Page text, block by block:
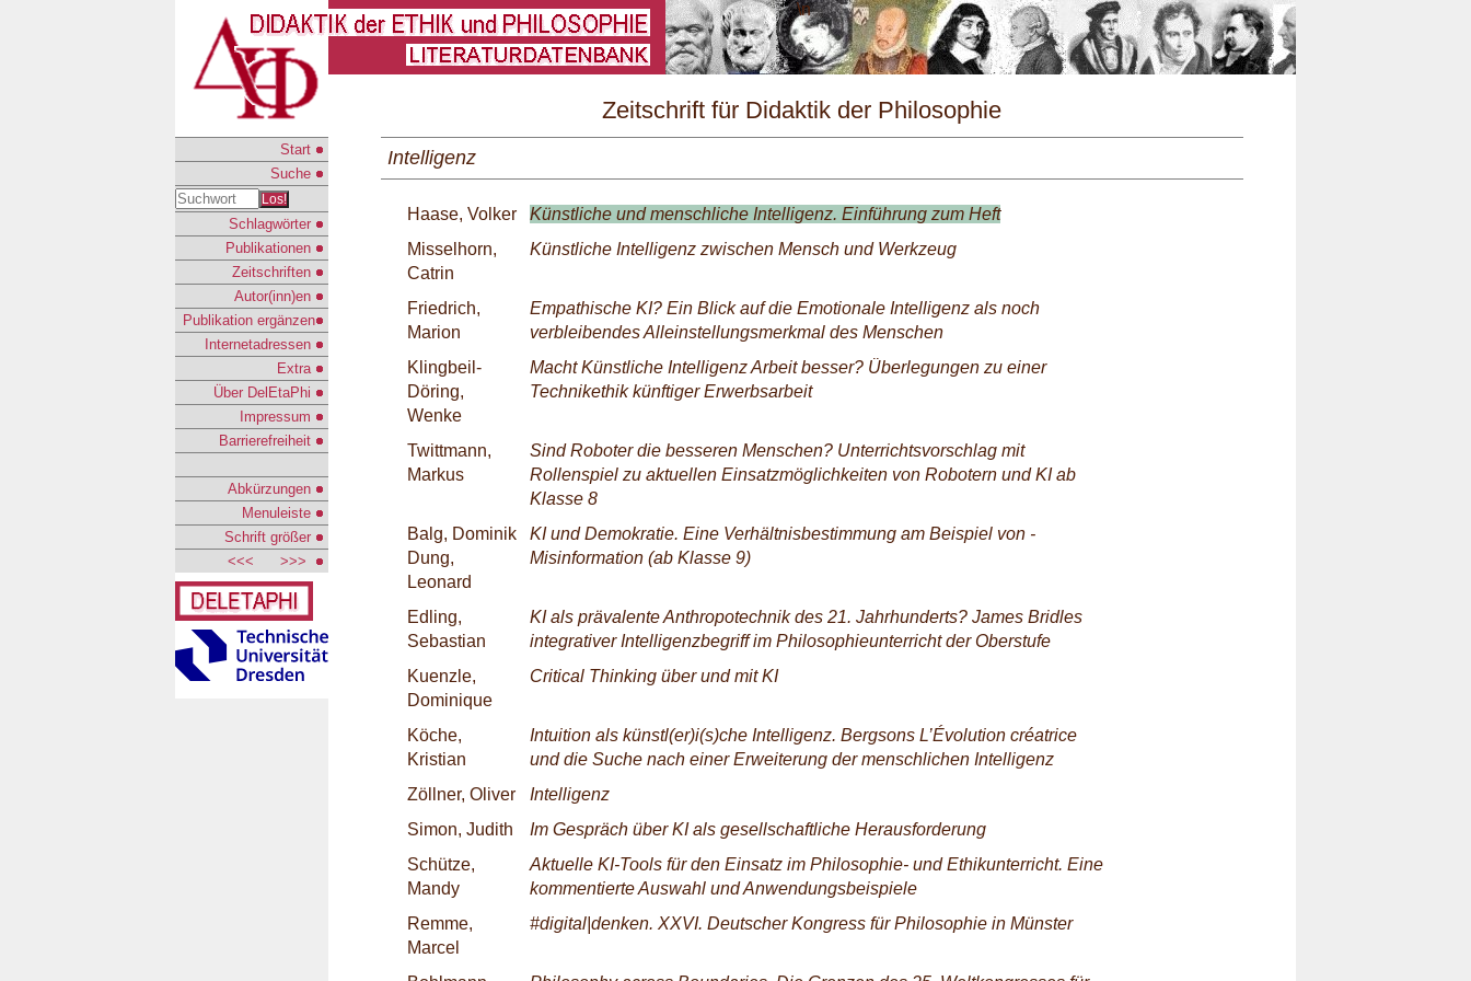
\n
Start
Suche
Los!
Schlagwörter
Publikationen
Zeitschriften
Autor(inn)en
Publikation ergänzen
Internetadressen
Extra
Über DelEtaPhi
Impressum
Barrierefreiheit
Abkürzungen
Menuleiste
Schrift größer
<<<
>>>
Zeitschrift für Didaktik der Philosophie
und Ethik Nr. 2/2025
Intelligenz
Haase, Volker
Künstliche und menschliche Intelligenz. Einführung zum Heft
Misselhorn,
Catrin
Künstliche Intelligenz zwischen Mensch und Werkzeug
Friedrich,
Marion
Empathische KI? Ein Blick auf die Emotionale Intelligenz als noch
verbleibendes Alleinstellungsmerkmal des Menschen
Klingbeil-
Döring,
Wenke
Macht Künstliche Intelligenz Arbeit besser? Überlegungen zu einer
Technikethik künftiger Erwerbsarbeit
Twittmann,
Markus
Sind Roboter die besseren Menschen? Unterrichtsvorschlag mit
Rollenspiel zu aktuellen Einsatzmöglichkeiten von Robotern und KI ab
Klasse 8
Balg, Dominik
Dung,
Leonard
KI und Demokratie. Eine Verhältnisbestimmung am Beispiel von ­
Misinformation (ab Klasse 9)
Edling,
Sebastian
KI als prävalente Anthropotechnik des 21. Jahrhunderts? James Bridles
integrativer Intelligenzbegriff im Philosophieunterricht der Oberstufe
Kuenzle,
Dominique
Critical Thinking über und mit KI
Köche,
Kristian
Intuition als künstl(er)i(s)che Intelligenz. Bergsons L’Évolution créatrice
und die Suche nach einer Erweiterung der menschlichen Intelligenz
Zöllner, Oliver
Intelligenz
Simon, Judith
Im Gespräch über KI als gesellschaftliche Herausforderung
Schütze,
Mandy
Aktuelle KI-Tools für den Einsatz im Philosophie- und Ethikunterricht. Eine
kommentierte Auswahl und Anwendungsbeispiele
Remme,
Marcel
#digital|denken. XXVI. Deutscher Kongress für Philosophie in Münster